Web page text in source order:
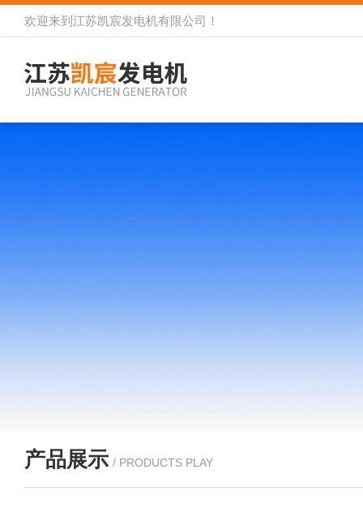
欢迎来到 江苏凯宸发电机有限公司 ！
产品展示 / PRODUCTS PLAY